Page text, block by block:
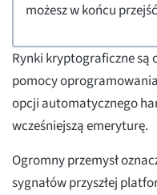
możesz w końcu
Rynki kryptograficzne są
pomocy
opcji automatycznego
wcześniejszą emeryturę.
Ogromny przemysł
sygnałów przyszłej